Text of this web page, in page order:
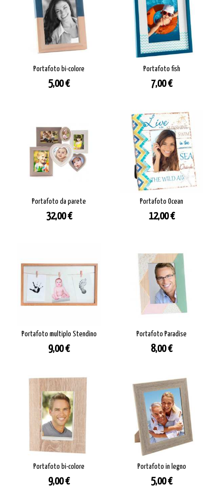
Portafoto bi-colore
Prezzo
5,00 €
Portafoto fish
Prezzo
7,00 €
Portafoto da parete
Prezzo
32,00 €
Portafoto Ocean
Prezzo
12,00 €
Portafoto multiplo Stendino
Prezzo
9,00 €
Portafoto Paradise
Prezzo
8,00 €
Portafoto bi-colore
Prezzo
9,00 €
Portafoto in legno
Prezzo
5,00 €